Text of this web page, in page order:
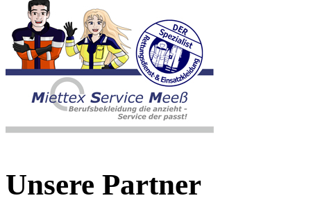
Unsere Partner